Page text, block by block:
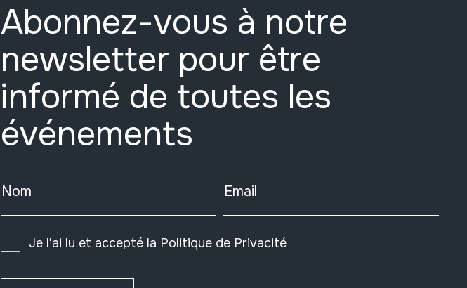
Abonnez-vous à notre
newsletter pour être
informé de toutes les
événements
Nom Email
Je l'ai lu et accepté la Politique de Privacité